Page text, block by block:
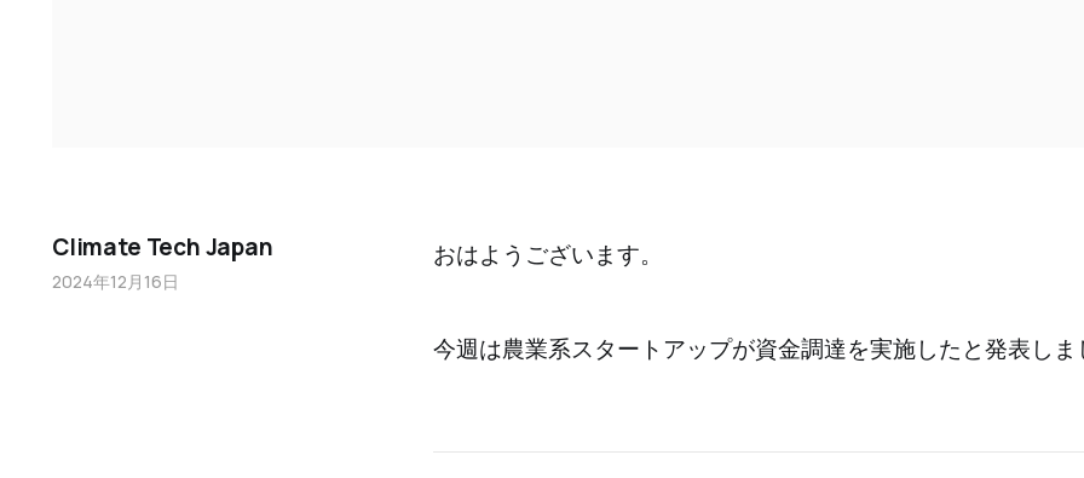
おはようございます。
今週は農業系スタートアップが資金調達を実施したと発表しま
Climate Tech Japan
2024年12月16日